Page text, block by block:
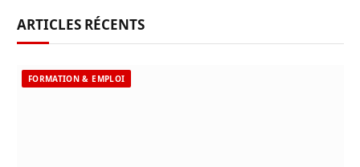
ARTICLES RÉCENTS
FORMATION & EMPLOI